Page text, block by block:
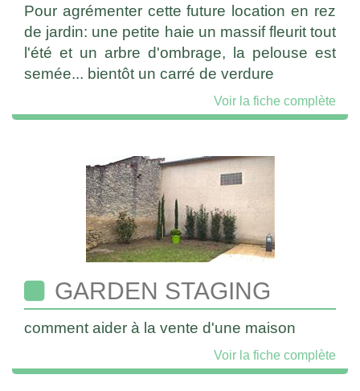
Pour agrémenter cette future location en rez
de jardin: une petite haie un massif fleurit tout
l'été et un arbre d'ombrage, la pelouse est
semée... bientôt un carré de verdure
Voir la fiche complète
GARDEN STAGING
comment aider à la vente d'une maison
Voir la fiche complète